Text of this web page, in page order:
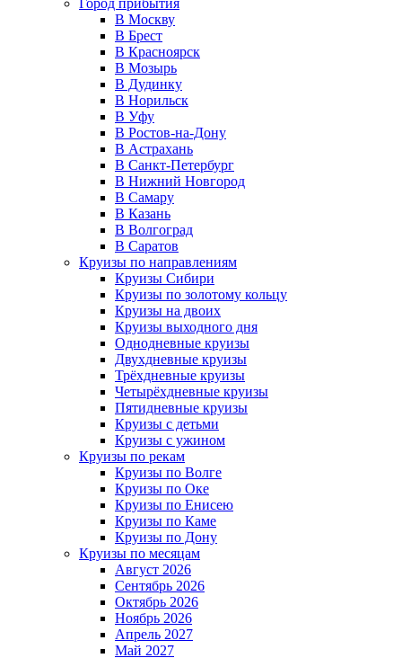
Город прибытия
В Москву
В Брест
В Красноярск
В Мозырь
В Дудинку
В Норильск
В Уфу
В Ростов-на-Дону
В Астрахань
В Санкт-Петербург
В Нижний Новгород
В Самару
В Казань
В Волгоград
В Саратов
Круизы по направлениям
Круизы Сибири
Круизы по золотому кольцу
Круизы на двоих
Круизы выходного дня
Однодневные круизы
Двухдневные круизы
Трёхдневные круизы
Четырёхдневные круизы
Пятидневные круизы
Круизы с детьми
Круизы с ужином
Круизы по рекам
Круизы по Волге
Круизы по Оке
Круизы по Енисею
Круизы по Каме
Круизы по Дону
Круизы по месяцам
Август 2026
Сентябрь 2026
Октябрь 2026
Ноябрь 2026
Апрель 2027
Май 2027